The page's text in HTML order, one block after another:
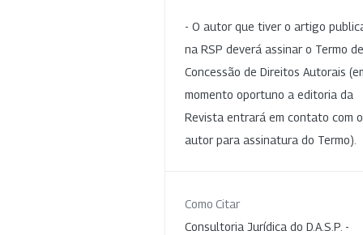
- O autor que tiver o artigo
na RSP deverá assinar o Termo de
Concessão de Direitos Autorais
momento oportuno a editoria da
Revista entrará em contato com o
autor para assinatura do Termo).
Como Citar
Consultoria Jurídica do D.A.S.P. -